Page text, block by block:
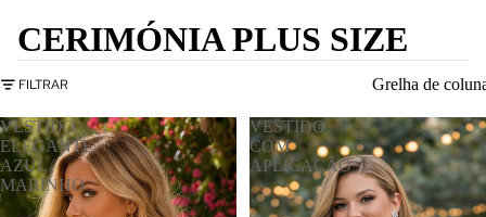
CERIMÓNIA PLUS SIZE
FILTRAR Grelha de
VESTIDO
ELEGANTE
AZUL
MARINHO
VESTIDO
COM
APLICAÇÃO